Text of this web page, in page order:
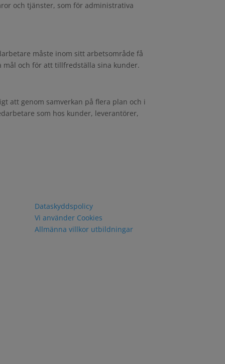
och tjänster, som för administrativa
måste inom sitt arbetsområde få
mål och för att tillfredställa sina kunder.
att genom samverkan på flera plan och i
som hos kunder, leverantörer,
Dataskyddspolicy
Vi använder Cookies
Allmänna villkor utbildningar